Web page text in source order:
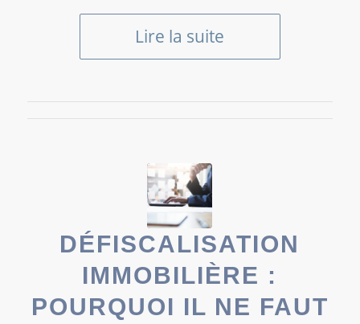
Lire la suite
DÉFISCALISATION
IMMOBILIÈRE :
POURQUOI IL NE FAUT